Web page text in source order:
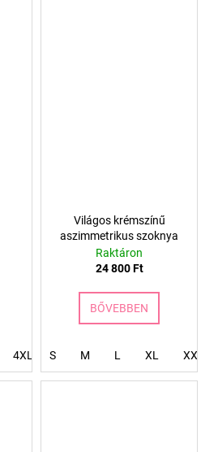
4XL
Világos krémszínű
aszimmetrikus szoknya
Raktáron
24 800 Ft
BŐVEBBEN
S M L XL XXL